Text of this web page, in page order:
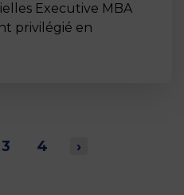
Executive MBA
privilégié en
3 4 ›